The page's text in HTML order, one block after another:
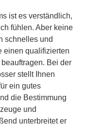
ist es verständlich,
fühlen. Aber keine
schnelles und
einen qualifizierten
Bei der
stellt Ihnen
ein gutes
die Bestimmung
und
unterbreitet er